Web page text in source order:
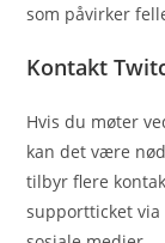
som påvirker
Kontakt
Hvis du møter
kan det være
tilbyr flere
supportticket